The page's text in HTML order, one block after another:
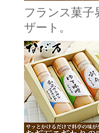
フランス菓
ザート。